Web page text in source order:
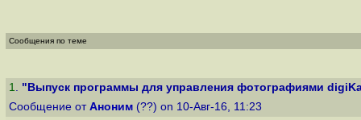
Сообщения по теме
1. "Выпуск программы для управления фотографиями
Сообщение от Аноним (??) on 10-Авг-16, 11:23